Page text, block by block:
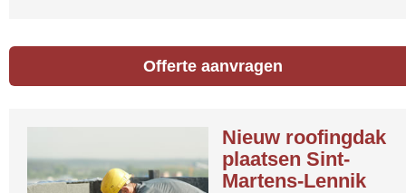
Offerte aanvragen
Nieuw roofingdak
plaatsen Sint-
Martens-Lennik